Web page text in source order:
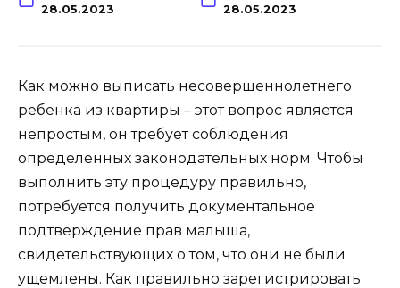
28.05.2023 28.05.2023
Как можно выписать несовершеннолетнего
ребенка из квартиры – этот вопрос является
непростым, он требует соблюдения
определенных законодательных норм. Чтобы
выполнить эту процедуру правильно,
потребуется получить документальное
подтверждение прав малыша,
свидетельствующих о том, что они не были
ущемлены. Как правильно зарегистрировать